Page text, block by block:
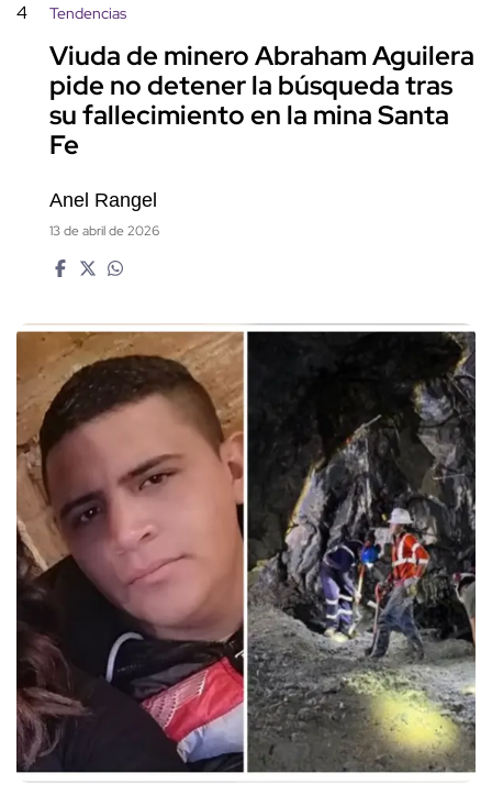
4 Tendencias
Viuda de minero Abraham Aguilera
pide no detener la búsqueda tras
su fallecimiento en la mina Santa
Fe
Anel Rangel
13 de abril de 2026